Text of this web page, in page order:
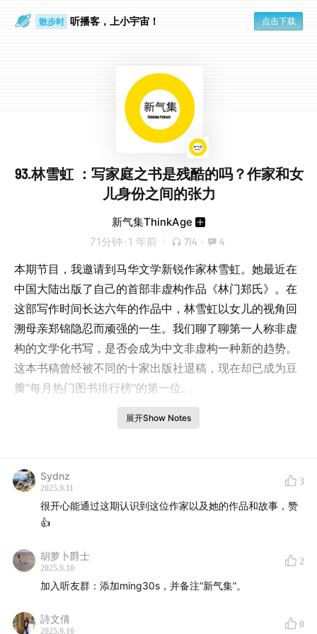
散步时 听播客，上小宇宙！ 点击下载
93.林雪虹 ：写家庭之书是残酷的吗？作家和女
儿身份之间的张力
新气集ThinkAge
71分钟 · 1 年前 714 · 4
本期节目，我邀请到⻢华文学新锐作家林雪虹。她最近在
中国大陆出版了自己的首部非虚构作品《林⻔郑氏》。在
这部写作时间⻓达六年的作品中，林雪虹以女儿的视⻆回
溯母亲郑锦隐忍而顽强的一生。我们聊了聊第一人称非虚
构的文学化书写，是否会成为中文非虚构一种新的趋势。
这本书稿曾经被不同的十家出版社退稿，现在却已成为豆
瓣"每月热门图书排行榜"的第一位。
我们探讨了她受什么样的文化地理和信仰影响的写作，这
【时间轴】
00:00:36 林雪虹为何选择以非虚构来呈现首部作品？
00:03:16 马来西亚华人与中国大陆母女关系的共通性
家为志业
00:10:32为什么林雪虹认为她过去的成长环境被一种“失败
文化”所笼罩
00:13:36林雪虹的家庭有一种出走的传统
展开Show Notes
Sydnz
2025.9.11
3
很开心能通过这期认识到这位作家以及她的作品和故事，赞
👍
胡萝卜爵士
2025.9.10
2
加入听友群：添加ming30s，并备注“新气集”。
詩文倩
2025.9.10
0